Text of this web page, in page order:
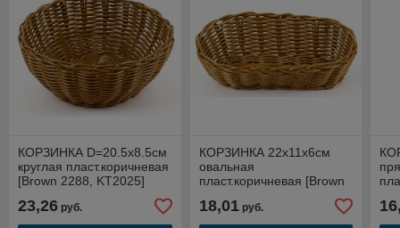
КОРЗИНКА D=20.5х8.5см
круглая пласт.коричневая
[Brown 2288, KT2025]
23,26 руб.
КОРЗИНКА 22х11х6см
овальная
пласт.коричневая [Brown
18,01руб.